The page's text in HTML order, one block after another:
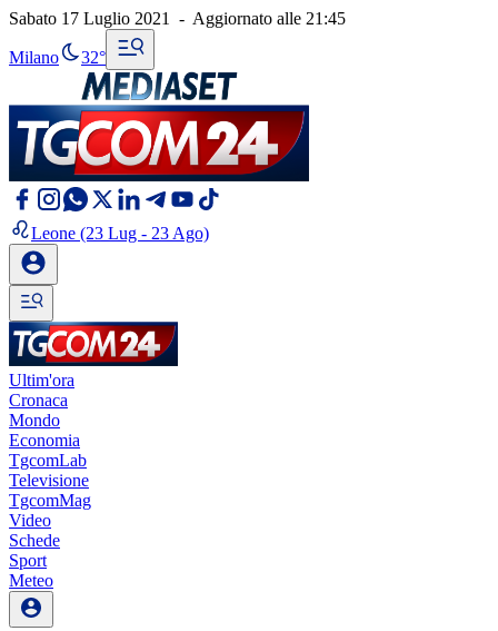
Sabato 17 Luglio 2021 - Aggiornato alle 21:45
Milano 32°
Leone (23 Lug - 23 Ago)
Ultim'ora
Cronaca
Mondo
Economia
TgcomLab
Televisione
TgcomMag
Video
Schede
Sport
Meteo